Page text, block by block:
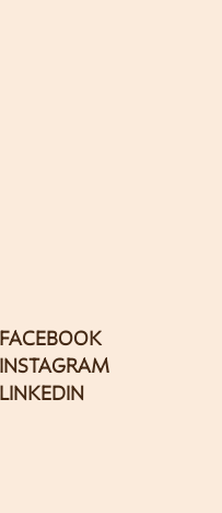
FACEBOOK
INSTAGRAM
LINKEDIN